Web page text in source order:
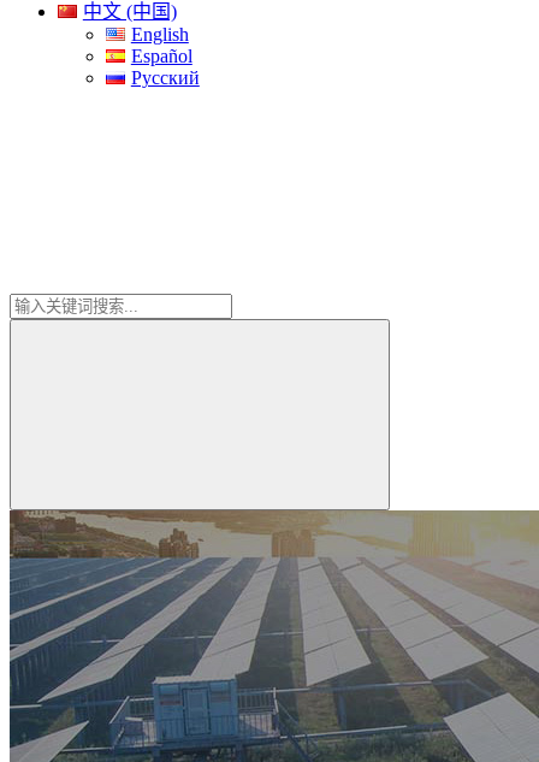
中文 (中国)
English
Español
Русский